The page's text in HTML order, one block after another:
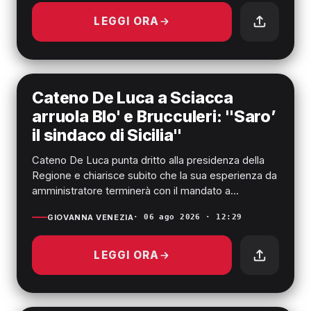
LEGGI ORA
SCIACCA
Cateno De Luca a Sciacca
arruola Blo' e Brucculeri: "Saro’
il sindaco di Sicilia"
Cateno De Luca punta dritto alla presidenza della
Regione e chiarisce subito che la sua esperienza da
amministratore terminerà con il mandato a
GIOVANNA VENEZIA· 06 ago 2026 · 12:29
LEGGI ORA